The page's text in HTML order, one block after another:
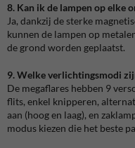
8. Kan ik de lampen op elke
Ja, dankzij de sterke
kunnen de lampen op
de grond worden geplaatst.
9. Welke verlichtingsmodi
De megaflares hebben 9
flits, enkel knipperen,
aan (hoog en laag), en
modus kiezen die het beste